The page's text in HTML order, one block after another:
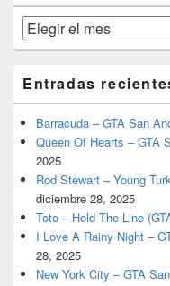
primaria
Archivos
Entradas
Barracuda – GTA San
Queen Of Hearts – GTA
2025
Rod Stewart – Young
diciembre 28, 2025
Toto – Hold The Line
I Love A Rainy Night –
28, 2025
New York City – GTA